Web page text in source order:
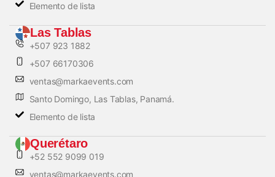
Elemento de lista
Las Tablas
+507 923 1882
+507 66170306
ventas@markaevents.com
Santo Domingo, Las Tablas, Panamá.
Elemento de lista
Querétaro
+52 552 9099 019
ventas@markaevents.com